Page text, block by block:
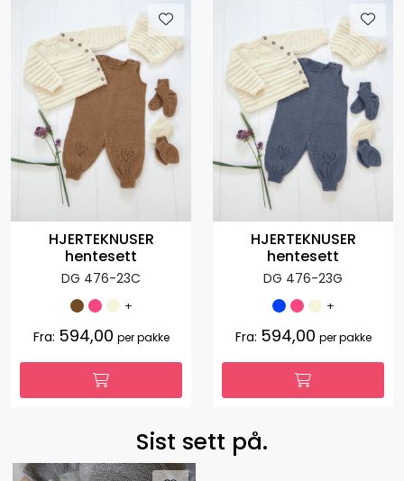
HJERTEKNUSER
hentesett
DG 476-23C
+
Fra: 594,00 per pakke
HJERTEKNUSER
hentesett
DG 476-23G
+
Fra: 594,00 per pakke
Sist sett på.